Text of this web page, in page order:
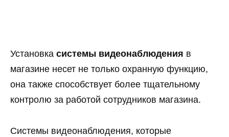
Установка системы видеонаблюдения в
магазине несет не только охранную функцию,
она также способствует более тщательному
контролю за работой сотрудников магазина.
Системы видеонаблюдения, которые